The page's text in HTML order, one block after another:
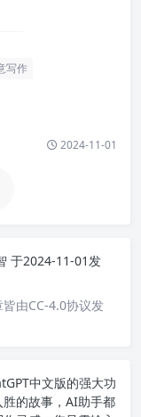
写作
2024-11-01
于2024-11-01发
由CC-4.0协议发
中文版的强大功
的故事，AI助手都